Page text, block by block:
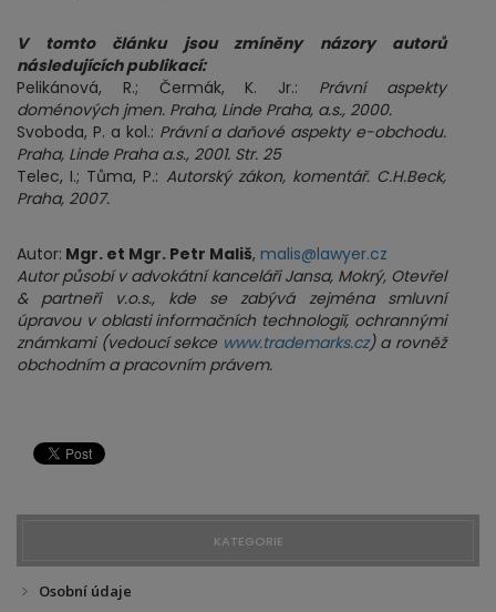
V tomto článku jsou zmíněny názory autorů
následujících publikací:
Pelikánová, R.; Čermák, K. Jr.: Právní aspekty
doménových jmen. Praha, Linde Praha, a.s., 2000.
Svoboda, P. a kol.: Právní a daňové aspekty e-obchodu.
Praha, Linde Praha a.s., 2001. Str. 25
Telec, I.; Tůma, P.: Autorský zákon, komentář. C.H.Beck,
Praha, 2007.
Autor: Mgr. et Mgr. Petr Mališ, malis@lawyer.cz
Autor působí v advokátní kanceláři Jansa, Mokrý, Otevřel
& partneři v.o.s., kde se zabývá zejména smluvní
úpravou v oblasti informačních technologií, ochrannými
známkami (vedoucí sekce www.trademarks.cz) a rovněž
obchodním a pracovním právem.
KATEGORIE
Osobní údaje